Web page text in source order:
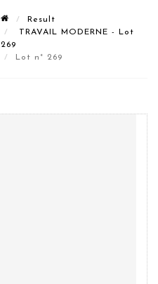
Result
TRAVAIL MODERNE - Lot
269
Lot n° 269